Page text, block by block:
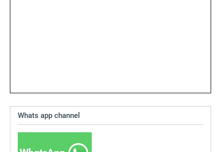
Whats app channel